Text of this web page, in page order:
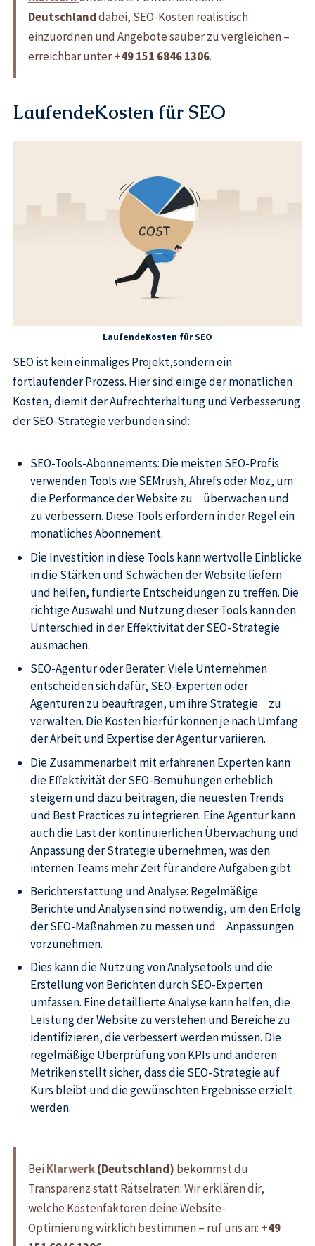
Deutschlanddabei, SEO-Kosten realistisch
einzuordnen und Angebote sauber zu vergleichen –
erreichbar unter+49 151 6846 1306.
LaufendeKosten für SEO
LaufendeKosten für SEO
SEO ist kein einmaliges Projekt,sondern ein
fortlaufender Prozess. Hier sind einige der monatlichen
Kosten, diemit der Aufrechterhaltung und Verbesserung
der SEO-Strategie verbunden sind:
SEO-Tools-Abonnements: Die meisten SEO-Profis
verwenden Tools wie SEMrush, Ahrefs oder Moz, um
die Performance der Website zu überwachen und
zu verbessern. Diese Tools erfordern in der Regel ein
monatliches Abonnement.
Die Investition in diese Tools kann wertvolle Einblicke
in die Stärken und Schwächen der Website liefern
und helfen, fundierte Entscheidungen zu treffen. Die
richtige Auswahl und Nutzung dieser Tools kann den
Unterschied in der Effektivität der SEO-Strategie
ausmachen.
SEO-Agentur oder Berater: Viele Unternehmen
entscheiden sich dafür, SEO-Experten oder
Agenturen zu beauftragen, um ihre Strategie zu
verwalten. Die Kosten hierfür können je nach Umfang
der Arbeit und Expertise der Agentur variieren.
Die Zusammenarbeit mit erfahrenen Experten kann
die Effektivität der SEO-Bemühungen erheblich
steigern und dazu beitragen, die neuesten Trends
und Best Practices zu integrieren. Eine Agentur kann
auch die Last der kontinuierlichen Überwachung und
Anpassung der Strategie übernehmen, was den
internen Teams mehr Zeit für andere Aufgaben gibt.
Berichterstattung und Analyse: Regelmäßige
Berichte und Analysen sind notwendig, um den Erfolg
der SEO-Maßnahmen zu messen und Anpassungen
vorzunehmen.
Dies kann die Nutzung von Analysetools und die
Erstellung von Berichten durch SEO-Experten
umfassen. Eine detaillierte Analyse kann helfen, die
Leistung der Website zu verstehen und Bereiche zu
identifizieren, die verbessert werden müssen. Die
regelmäßige Überprüfung von KPIs und anderen
Metriken stellt sicher, dass die SEO-Strategie auf
Kurs bleibt und die gewünschten Ergebnisse erzielt
werden.
BeiKlarwerk(Deutschland) bekommst du
Transparenz statt Rätselraten: Wir erklären dir,
welche Kostenfaktoren deine Website-
Optimierung wirklich bestimmen – ruf uns an: +49